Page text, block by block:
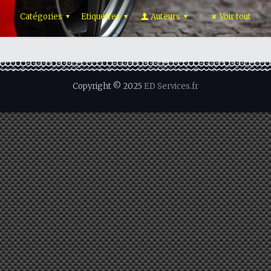
Catégories Etiquettes Auteurs Voir tout
Copyright © 2025 ED Services.fr